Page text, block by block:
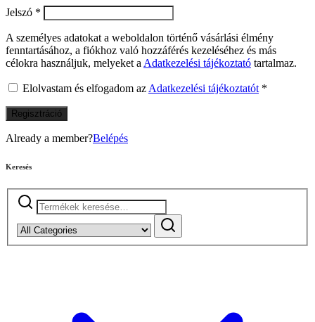
Jelszó *
A személyes adatokat a weboldalon történő vásárlási élmény
fenntartásához, a fiókhoz való hozzáférés kezeléséhez és más
célokra használjuk, melyeket a Adatkezelési tájékoztató tartalmaz.
Elolvastam és elfogadom az Adatkezelési tájékoztatót *
Regisztráció
Already a member?Belépés
Keresés
Keresés